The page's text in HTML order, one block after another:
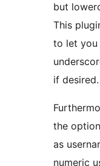
but
This
to let you
if desired.
the
as
numeric